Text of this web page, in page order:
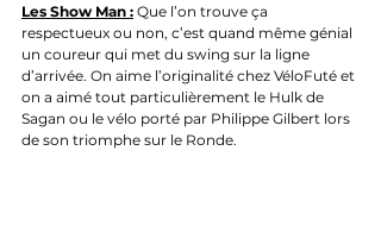
Les Show Man : Que l’on trouve ça
respectueux ou non, c’est quand même génial
un coureur qui met du swing sur la ligne
d’arrivée. On aime l’originalité chez VéloFuté et
on a aimé tout particulièrement le Hulk de
Sagan ou le vélo porté par Philippe Gilbert lors
de son triomphe sur le Ronde.